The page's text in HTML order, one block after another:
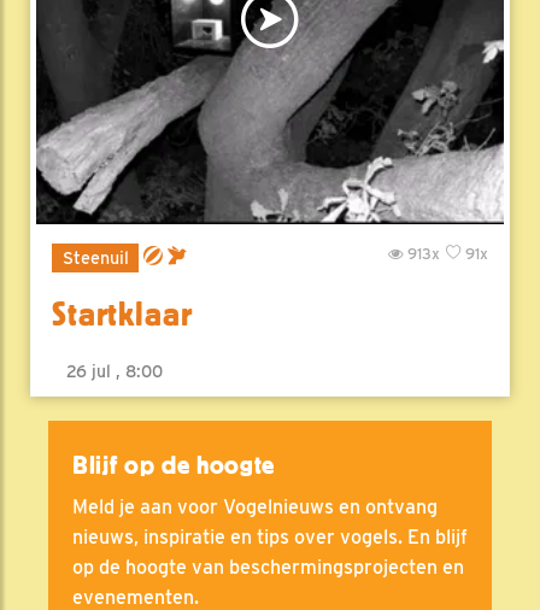
Steenuil 91x
913x
Startklaar
26 jul , 8:00
Blijf op de hoogte
Meld je aan voor Vogelnieuws en ontvang
nieuws, inspiratie en tips over vogels. En blijf
op de hoogte van beschermingsprojecten en
evenementen.